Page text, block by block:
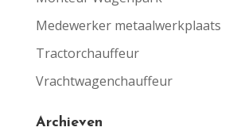
Medewerker metaalwerkplaats
Tractorchauffeur
Vrachtwagenchauffeur
Archieven